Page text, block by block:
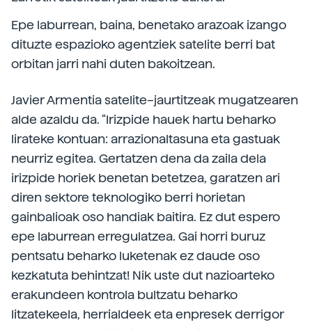
Epe laburrean, baina, benetako arazoak izango
dituzte espazioko agentziek satelite berri bat
orbitan jarri nahi duten bakoitzean.
Javier Armentia satelite–jaurtitzeak mugatzearen
alde azaldu da. “Irizpide hauek hartu beharko
lirateke kontuan: arrazionaltasuna eta gastuak
neurriz egitea. Gertatzen dena da zaila dela
irizpide horiek benetan betetzea, garatzen ari
diren sektore teknologiko berri horietan
gainbalioak oso handiak baitira. Ez dut espero
epe laburrean erregulatzea. Gai horri buruz
pentsatu beharko luketenak ez daude oso
kezkatuta behintzat! Nik uste dut nazioarteko
erakundeen kontrola bultzatu beharko
litzatekeela, herrialdeek eta enpresek derrigor